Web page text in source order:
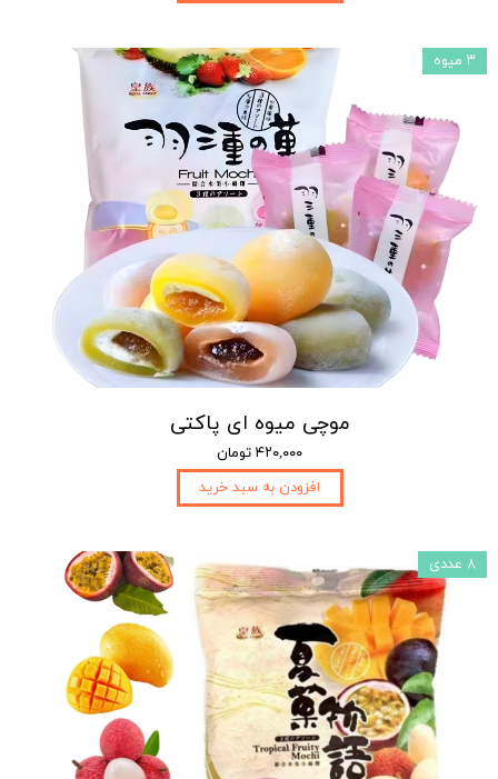
موچی میوه ای پاکتی
۴۲۰,۰۰۰ تومان
افزودن به سبد خرید
۳ میوه
۸ عددی